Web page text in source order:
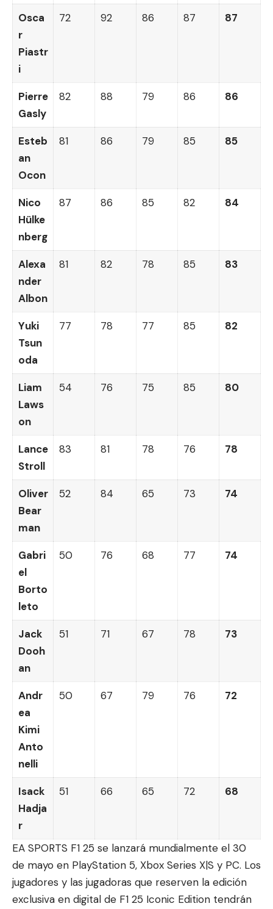
Osca
r
Piastr
i
72 92 86 87 87
Pierre
Gasly
82 88 79 86 86
Esteb
an
Ocon
81 86 79 85 85
Nico
Hülke
nberg
87 86 85 82 84
Alexa
nder
Albon
81 82 78 85 83
Yuki
Tsun
oda
77 78 77 85 82
Liam
Laws
on
54 76 75 85 80
Lance
Stroll
83 81 78 76 78
Oliver
Bear
man
52 84 65 73 74
Gabri
el
Borto
leto
50 76 68 77 74
Jack
Dooh
an
51 71 67 78 73
Andr
ea
Kimi
Anto
nelli
50 67 79 76 72
Isack
Hadja
r
51 66 65 72 68
EA SPORTS F1 25 se lanzará mundialmente el 30
de mayo en PlayStation 5, Xbox Series X|S y PC. Los
jugadores y las jugadoras que reserven la edición
exclusiva en digital de F1 25 Iconic Edition tendrán